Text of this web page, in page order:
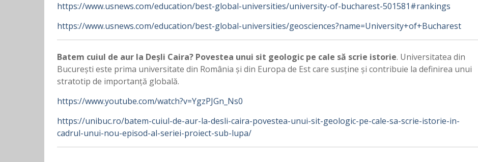
https://www.usnews.com/education/best-global-universities/university-of-bucharest-501581#rankings
https://www.usnews.com/education/best-global-universities/geosciences?name=University+of+Bucharest
Batem cuiul de aur la Deșli Caira? Povestea unui sit geologic pe cale să scrie istorie. Universitatea din
București este prima universitate din România și din Europa de Est care susține și contribuie la definirea unui
stratotip de importanță globală.
https://www.youtube.com/watch?v=YgzPJGn_Ns0
https://unibuc.ro/batem-cuiul-de-aur-la-desli-caira-povestea-unui-sit-geologic-pe-cale-sa-scrie-istorie-in-
cadrul-unui-nou-episod-al-seriei-proiect-sub-lupa/